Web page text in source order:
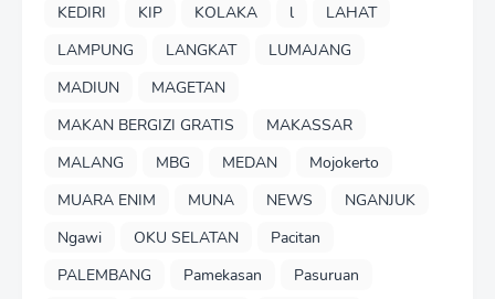
KEDIRI
KIP KOLAKA l
LAHAT
LAMPUNG
LANGKAT
LUMAJANG
MADIUN
MAGETAN
MAKAN BERGIZI GRATIS
MAKASSAR
MALANG
MBG MEDAN
Mojokerto
MUARA ENIM
MUNA NEWS
NGANJUK
Ngawi
OKU SELATAN
Pacitan
PALEMBANG
Pamekasan
Pasuruan